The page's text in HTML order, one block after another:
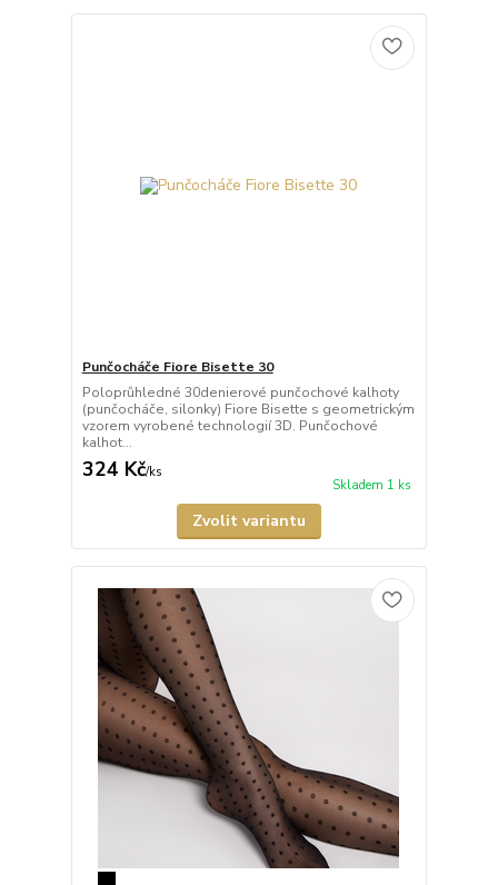
Punčocháče Fiore Bisette 30
Poloprůhledné 30denierové punčochové kalhoty
(punčocháče, silonky) Fiore Bisette s geometrickým
vzorem vyrobené technologií 3D. Punčochové
kalhot...
324 Kč/ks
Skladem 1 ks
Zvolit variantu